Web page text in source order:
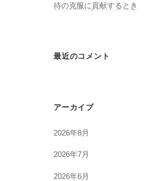
待の克服に貢献するとき
最近のコメント
アーカイブ
2026年8月
2026年7月
2026年6月